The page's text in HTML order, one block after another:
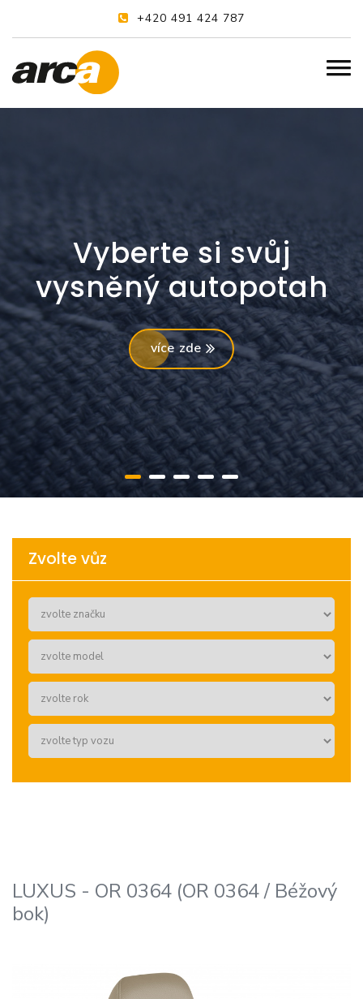
+420 491 424 787
Vyberte si svůj
vysněný autopotah
více zde
Zvolte vůz
LUXUS - OR 0364 (OR 0364 / Béžový
bok)